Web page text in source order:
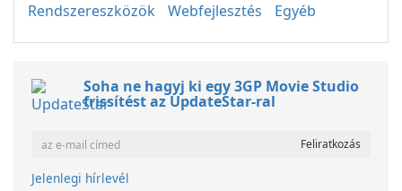
Rendszereszközök
Webfejlesztés Egyéb
Soha ne hagyj ki egy 3GP Movie Studio
frissítést az UpdateStar-ral
Jelenlegi hírlevél